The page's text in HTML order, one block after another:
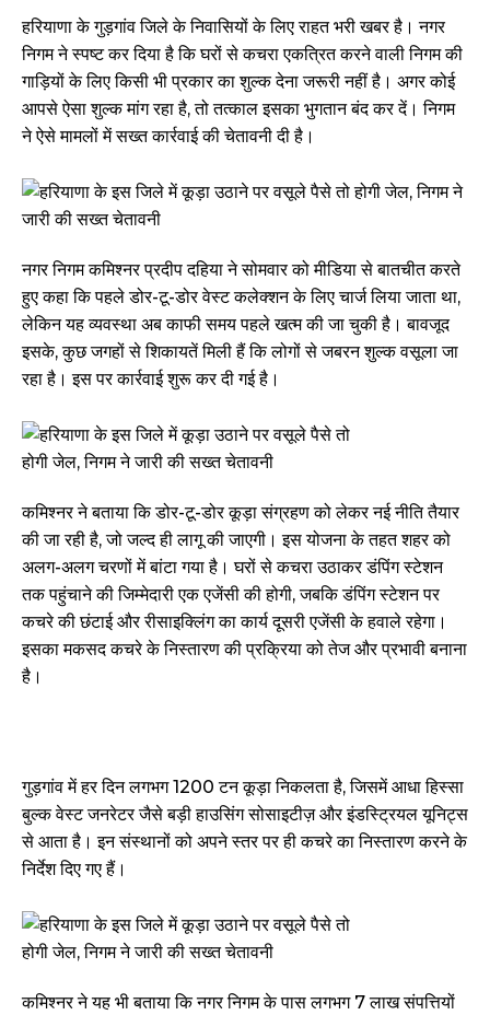
हरियाणा के गुड़गांव जिले के निवासियों के लिए राहत भरी खबर है। नगर
निगम ने स्पष्ट कर दिया है कि घरों से कचरा एकत्रित करने वाली निगम की
गाड़ियों के लिए किसी भी प्रकार का शुल्क देना जरूरी नहीं है। अगर कोई
आपसे ऐसा शुल्क मांग रहा है, तो तत्काल इसका भुगतान बंद कर दें। निगम
ने ऐसे मामलों में सख्त कार्रवाई की चेतावनी दी है।
नगर निगम कमिश्नर प्रदीप दहिया ने सोमवार को मीडिया से बातचीत करते
हुए कहा कि पहले डोर-टू-डोर वेस्ट कलेक्शन के लिए चार्ज लिया जाता था,
लेकिन यह व्यवस्था अब काफी समय पहले खत्म की जा चुकी है। बावजूद
इसके, कुछ जगहों से शिकायतें मिली हैं कि लोगों से जबरन शुल्क वसूला जा
रहा है। इस पर कार्रवाई शुरू कर दी गई है।
कमिश्नर ने बताया कि डोर-टू-डोर कूड़ा संग्रहण को लेकर नई नीति तैयार
की जा रही है, जो जल्द ही लागू की जाएगी। इस योजना के तहत शहर को
अलग-अलग चरणों में बांटा गया है। घरों से कचरा उठाकर डंपिंग स्टेशन
तक पहुंचाने की जिम्मेदारी एक एजेंसी की होगी, जबकि डंपिंग स्टेशन पर
कचरे की छंटाई और रीसाइक्लिंग का कार्य दूसरी एजेंसी के हवाले रहेगा।
इसका मकसद कचरे के निस्तारण की प्रक्रिया को तेज और प्रभावी बनाना
है।
गुड़गांव में हर दिन लगभग 1200 टन कूड़ा निकलता है, जिसमें आधा हिस्सा
बुल्क वेस्ट जनरेटर जैसे बड़ी हाउसिंग सोसाइटीज़ और इंडस्ट्रियल यूनिट्स
से आता है। इन संस्थानों को अपने स्तर पर ही कचरे का निस्तारण करने के
निर्देश दिए गए हैं।
कमिश्नर ने यह भी बताया कि नगर निगम के पास लगभग 7 लाख संपत्तियों